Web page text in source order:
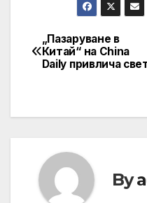
Post
navigation
„Пазаруване в
Китай“ на China
Daily привлича
By